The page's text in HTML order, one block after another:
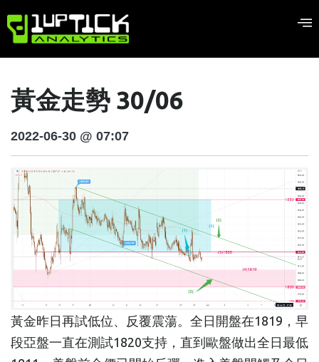
黃金走勢 30/06
2022-06-30 @ 07:07
黃金昨日再試低位、反覆震蕩。全日開盤在1819，早
段亞盤一直在測試1820支持，直到歐盤做出全日最低